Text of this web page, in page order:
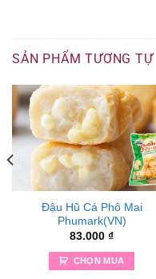
SẢN PHẨM TƯƠNG TỰ
Đậu Hũ Cá Phô Mai
Phumark(VN)
83.000 ₫
CHỌN MUA